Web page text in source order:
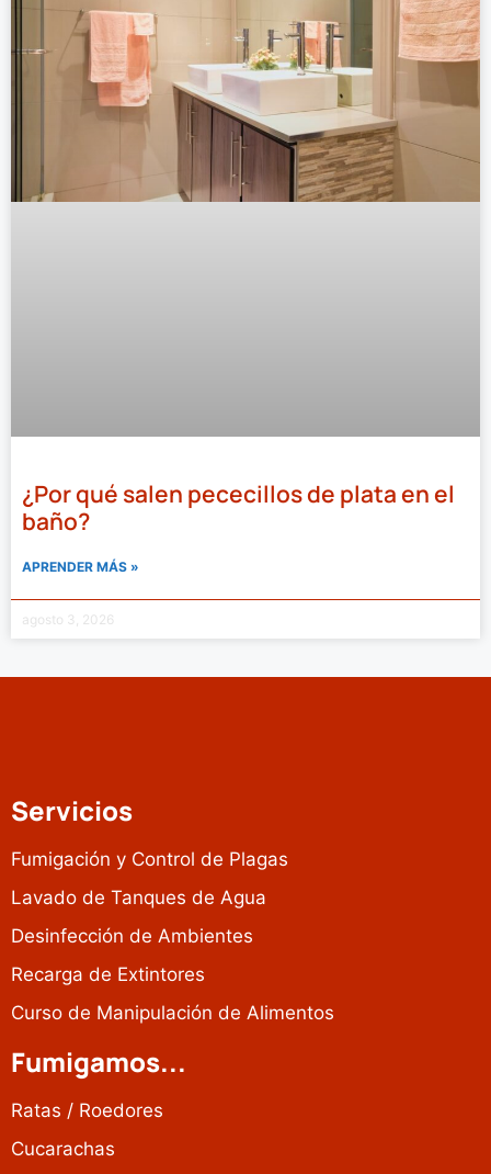
¿Por qué salen pececillos de plata en el
baño?
APRENDER MÁS »
agosto 3, 2026
Servicios
Fumigación y Control de Plagas
Lavado de Tanques de Agua
Desinfección de Ambientes
Recarga de Extintores
Curso de Manipulación de Alimentos
Fumigamos...
Ratas / Roedores
Cucarachas